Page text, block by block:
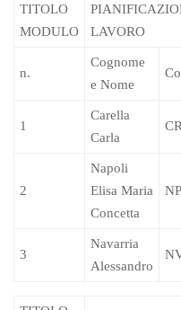
TITOLO
MODULO
LAVORO
n.
Cognome
e Nome
1
Carella
Carla
2
Napoli
Elisa Maria
Concetta
3
Navarria
Alessandro